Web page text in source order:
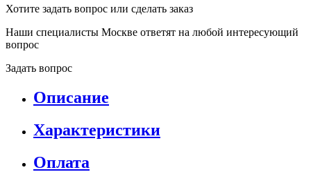
Хотите задать вопрос или сделать заказ
Наши специалисты Москве ответят на любой интересующий
вопрос
Задать вопрос
Описание
Характеристики
Оплата